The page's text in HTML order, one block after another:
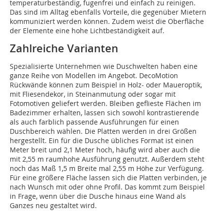
temperaturbeständig, fugenfrei und einfach zu reinigen.
Das sind im Alltag ebenfalls Vorteile, die gegenüber Mietern
kommuniziert werden können. Zudem weist die Oberfläche
der Elemente eine hohe Lichtbeständigkeit auf.
Zahlreiche Varianten
Spezialisierte Unternehmen wie Duschwelten haben eine
ganze Reihe von Modellen im Angebot. DecoMotion
Rückwände können zum Beispiel in Holz- oder Maueroptik,
mit Fliesendekor, in Steinanmutung oder sogar mit
Fotomotiven geliefert werden. Bleiben geflieste Flächen im
Badezimmer erhalten, lassen sich sowohl kontrastierende
als auch farblich passende Ausführungen für einen
Duschbereich wählen. Die Platten werden in drei Größen
hergestellt. Ein für die Dusche übliches Format ist einen
Meter breit und 2,1 Meter hoch, häufig wird aber auch die
mit 2,55 m raumhohe Ausführung genutzt. Außerdem steht
noch das Maß 1,5 m Breite mal 2,55 m Höhe zur Verfügung.
Für eine größere Fläche lassen sich die Platten verbinden, je
nach Wunsch mit oder ohne Profil. Das kommt zum Beispiel
in Frage, wenn über die Dusche hinaus eine Wand als
Ganzes neu gestaltet wird.